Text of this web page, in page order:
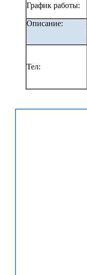
График работы:
Описание:
Тел: